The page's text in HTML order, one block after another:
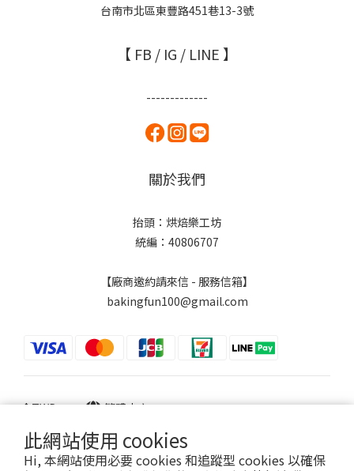
此網站使用 cookies
Hi, 本網站使用必要 cookies 和追蹤型 cookies 以確保
台南市北區東豐路451巷13-3號
【 FB / IG / LINE 】
-------------
關於我們
抬頭：烘焙樂工坊
統編：40806707
【廠商邀約請來信 - 服務信箱】
bakingfun100@gmail.com
$TWD 繁體中文